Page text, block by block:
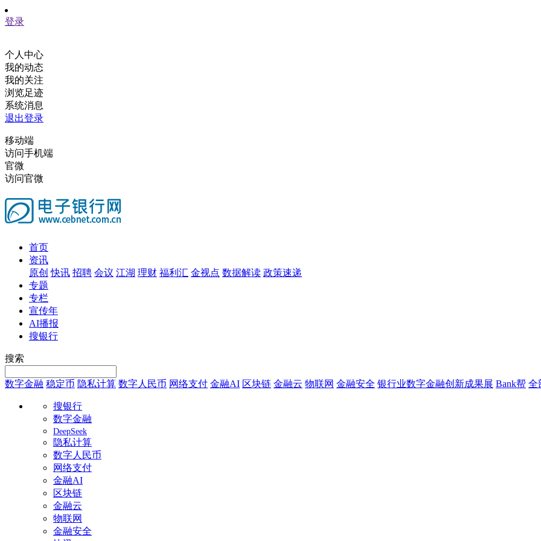
登录
个人中心
我的动态
我的关注
浏览足迹
系统消息
退出登录
移动端
访问手机端
官微
访问官微
首页
资讯
原创 快讯 招聘 会议 江湖 理财 福利汇 金视点 数据解读 政策速递
专题
专栏
宣传年
AI播报
搜银行
搜索
数字金融 稳定币 隐私计算 数字人民币 网络支付 金融AI 区块链 金融云 物联网 金融安全 银行业数字金融创新成果展 Bank帮 全
搜银行
数字金融
DeepSeek
隐私计算
数字人民币
网络支付
金融AI
区块链
金融云
物联网
金融安全